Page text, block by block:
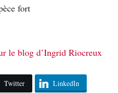
fort
le blog d’Ingrid Riocreux
Twitter LinkedIn